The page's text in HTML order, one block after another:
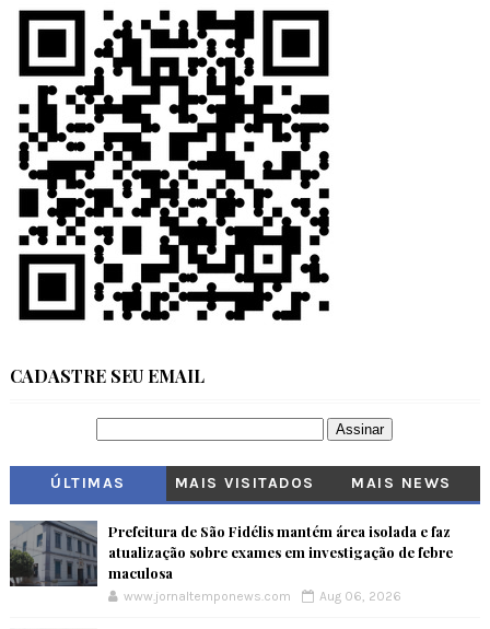
CADASTRE SEU EMAIL
ÚLTIMAS MAIS VISITADOS MAIS NEWS
Prefeitura de São Fidélis mantém área isolada e faz
atualização sobre exames em investigação de febre
maculosa
www.jornaltemponews.com Aug 06, 2026